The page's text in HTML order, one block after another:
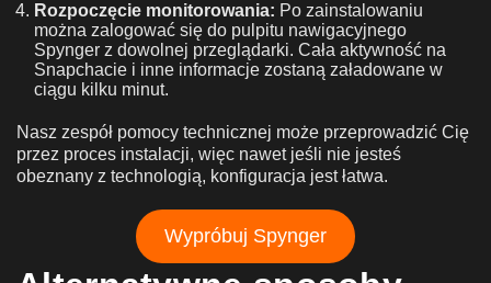
Rozpoczęcie monitorowania: Po zainstalowaniu
można zalogować się do pulpitu nawigacyjnego
Spynger z dowolnej przeglądarki. Cała aktywność na
Snapchacie i inne informacje zostaną załadowane w
ciągu kilku minut.
Nasz zespół pomocy technicznej może przeprowadzić Cię
przez proces instalacji, więc nawet jeśli nie jesteś
obeznany z technologią, konfiguracja jest łatwa.
Wypróbuj Spynger